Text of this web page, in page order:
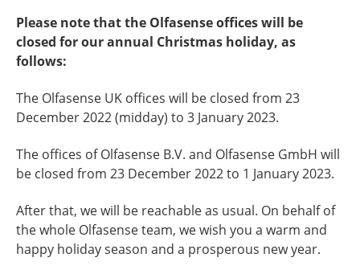
Please note that the Olfasense offices will be
closed for our annual Christmas holiday, as
follows:
The Olfasense UK offices will be closed from 23
December 2022 (midday) to 3 January 2023.
The offices of Olfasense B.V. and Olfasense GmbH will
be closed from 23 December 2022to 1 January 2023.
After that, we will be reachable as usual. On behalf of
the whole Olfasense team, we wish you a warm and
happy holiday season and a prosperous new year.